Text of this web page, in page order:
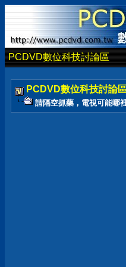
PCDVD數位科技討論區
PCDVD數位科技討論
請隔空抓藥，電視可能哪